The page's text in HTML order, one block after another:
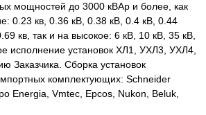
мощностей до 3000 кВАр и более, как
0.23 кв, 0.36 кВ, 0.38 кВ, 0.4 кВ, 0.44
кв, так и на высокое: 6 кВ, 10 кВ, 35 кВ,
исполнение установок ХЛ1, УХЛ3, УХЛ4,
Заказчика. Сборка установок
комплектующих: Schneider
Energia, Vmtec, Epcos, Nukon, Beluk,